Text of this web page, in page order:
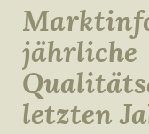
jährliche
letzten